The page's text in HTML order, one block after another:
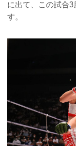
に出て、この試合
す。